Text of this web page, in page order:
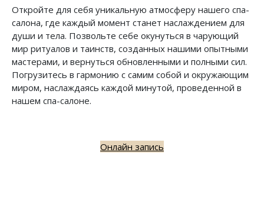
Откройте для себя уникальную атмосферу нашего спа-
салона, где каждый момент станет наслаждением для
души и тела. Позвольте себе окунуться в чарующий
мир ритуалов и таинств, созданных нашими опытными
мастерами, и вернуться обновленными и полными сил.
Погрузитесь в гармонию с самим собой и окружающим
миром, наслаждаясь каждой минутой, проведенной в
нашем спа-салоне.
Онлайн запись